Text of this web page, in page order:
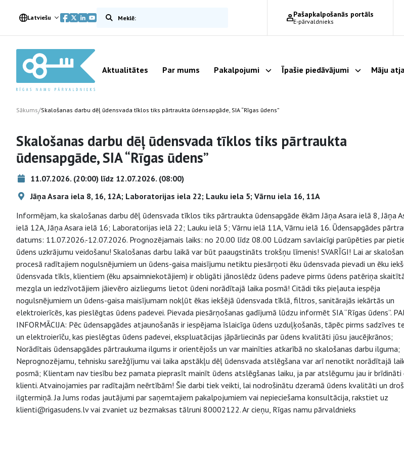
Latviešu Meklēt vietnē Pašapkalpošanās portāls
E-pārvaldnieks
Aktualitātes Par mums Pakalpojumi Parādīt apakšizvēlni
Īpašie piedāvājumi Parādīt
Māju
Sākums/Skalošanas darbu dēļ ūdensvada tīklos tiks pārtraukta ūdensapgāde, SIA “Rīgas ūdens”
Skalošanas darbu dēļ ūdensvada tīklos tiks pārtraukta
ūdensapgāde, SIA “Rīgas ūdens”
11.07.2026. (20:00) līdz 12.07.2026. (08:00)
Jāņa Asara iela 8, 16, 12A; Laboratorijas iela 22; Lauku iela 5; Vārnu iela 16, 11A
Informējam, ka skalošanas darbu dēļ ūdensvada tīklos tiks pārtraukta ūdensapgāde ēkām Jāņa Asara ielā 8, Jāņa
ielā 12A, Jāņa Asara ielā 16; Laboratorijas ielā 22; Lauku ielā 5; Vārnu ielā 11A, Vārnu ielā 16. Ūdensapgādes
datums: 11.07.2026.-12.07.2026. Prognozējamais laiks: no 20.00 līdz 08.00 Lūdzam savlaicīgi parūpēties par
ūdens uzkrājumu veidošanu! Skalošanas darbu laikā var būt paaugstināts trokšņu līmenis! SVARĪGI! Lai ar
procesā radītajiem nogulsnējumiem un ūdens-gaisa maisījumu netiktu piesārņoti ēku ūdensvada pievadi un ēku
ūdensvada tīkls, klientiem (ēku apsaimniekotājiem) ir obligāti jānoslēdz ūdens padeve pirms ūdens patēriņa
mezgla un iedzīvotājiem jāievēro aizliegums lietot ūdeni norādītajā laika posmā! Citādi tiks pieļauta iespēja
nogulsnējumiem un ūdens-gaisa maisījumam nokļūt ēkas iekšējā ūdensvada tīklā, filtros, sanitārajās iekārtās un
elektroierīcēs, kas pieslēgtas ūdens padevei. Pievada piesārņošanas gadījumā lūdzu informēt SIA “Rīgas ūdens”.
INFORMĀCIJA: Pēc ūdensapgādes atjaunošanās ir iespējama īslaicīga ūdens uzduļķošanās, tāpēc pirms sadzīves
un elektroierīču, kas pieslēgtas ūdens padevei, ekspluatācijas jāpārliecinās par ūdens kvalitāti jūsu jaucējkrānos;
Norādītais ūdensapgādes pārtraukuma ilgums ir orientējošs un var mainīties atkarībā no skalošanas darbu ilguma;
Neprognozējamu, tehnisku sarežģījumu vai laika apstākļu dēļ ūdensvada atslēgšana var arī nenotikt norādītajā
posmā; Klientam nav tiesību bez pamata pieprasīt mainīt ūdens atslēgšanas laiku, ja par atslēgumu jau ir brīdināti
klienti. Atvainojamies par radītajām neērtībām! Šie darbi tiek veikti, lai nodrošinātu dzeramā ūdens kvalitāti un
ilgtermiņā. Ja Jums rodas jautājumi par saņemtajiem pakalpojumiem vai nepieciešama konsultācija, rakstiet uz
klienti@rigasudens.lv vai zvaniet uz bezmaksas tālruni 80002122. Ar cieņu, Rīgas namu pārvaldnieks